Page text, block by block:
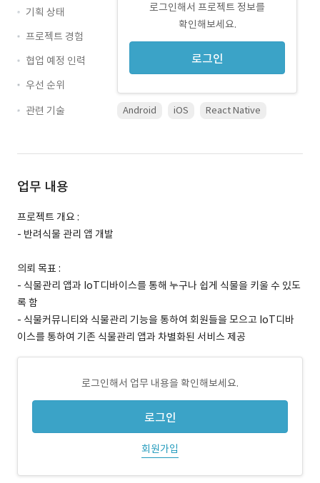
로그인해서 프로젝트 정보를
확인해보세요.
로그인
기획 상태
프로젝트 경험
협업 예정 인력
우선 순위
관련 기술
Android iOS React Native
업무 내용
프로젝트 개요 :
- 반려식물 관리 앱 개발
의뢰 목표 :
- 식물관리 앱과 IoT디바이스를 통해 누구나 쉽게 식물을 키울 수 있도
록 함
- 식물커뮤니티와 식물관리 기능을 통하여 회원들을 모으고 IoT디바
이스를 통하여 기존 식물관리 앱과 차별화된 서비스 제공
로그인해서 업무 내용을 확인해보세요.
로그인
회원가입